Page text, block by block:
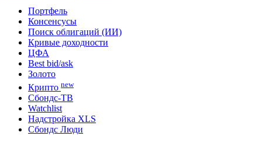
Портфель
Консенсусы
Поиск облигаций (ИИ)
Кривые доходности
ЦФА
Best bid/ask
Золото
Крипто new
Сбондс-ТВ
Watchlist
Надстройка XLS
Сбондс Люди